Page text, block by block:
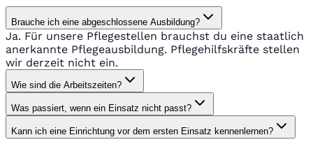
Brauche ich eine abgeschlossene Ausbildung?
Ja. Für unsere Pflegestellen brauchst du eine staatlich
anerkannte Pflegeausbildung. Pflegehilfskräfte stellen
wir derzeit nicht ein.
Wie sind die Arbeitszeiten?
Was passiert, wenn ein Einsatz nicht passt?
Kann ich eine Einrichtung vor dem ersten Einsatz kennenlernen?